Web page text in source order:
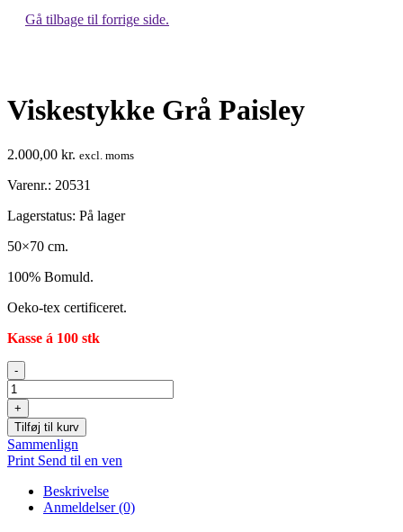
Gå tilbage til forrige side.
Viskestykke Grå Paisley
2.000,00 kr. excl. moms
Varenr.: 20531
Lagerstatus: På lager
50×70 cm.
100% Bomuld.
Oeko-tex certificeret.
Kasse á 100 stk
Viskestykke
Grå
Paisley
antal
-
+
Tilføj til kurv
Sammenlign
Print Send til en ven
Beskrivelse
Anmeldelser (0)